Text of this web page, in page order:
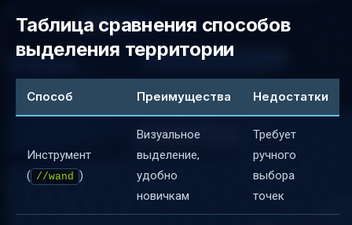
Таблица сравнения способов
выделения территории
Способ Преимущества Недостатки
Инструмент
( //wand )
Визуальное
выделение,
удобно
новичкам
Требует
ручного
выбора
точек